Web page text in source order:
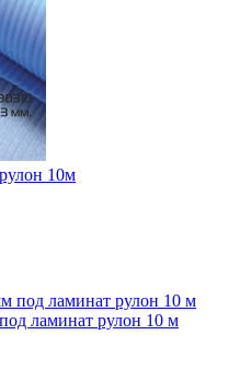
10м
ламинат рулон 10 м